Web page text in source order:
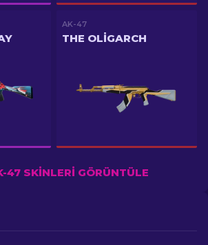
AK-47
THE OLIGARCH
47 SKINLERI GÖRÜNTÜLE